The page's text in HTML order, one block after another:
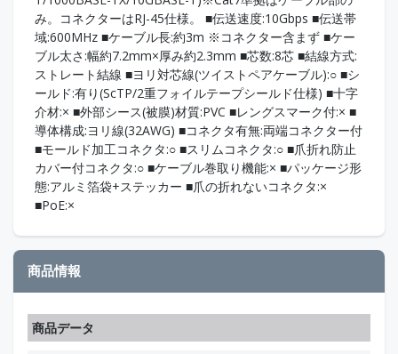
み。コネクターはRJ-45仕様。 ■伝送速度:10Gbps ■伝送帯
域:600MHz ■ケーブル長:約3m ※コネクター含まず ■ケー
ブル太さ:幅約7.2mm×厚み約2.3mm ■芯数:8芯 ■結線方式:
ストレート結線 ■ヨリ対芯線(ツイストペアケーブル):○ ■シ
ールド:有り(ScTP/2重フォイルテープシールド仕様) ■十字
介材:× ■外部シース(被膜)材質:PVC ■レングスマーク付:× ■
導体構成:ヨリ線(32AWG) ■コネクタ有無:両端コネクター付
■モールド加工コネクタ:○ ■スリムコネクタ:○ ■爪折れ防止
カバー付コネクタ:○ ■ケーブル巻取り機能:× ■パッケージ形
態:アルミ箔袋+ステッカー ■爪の折れないコネクタ:×
■PoE:×
商品情報
商品データ